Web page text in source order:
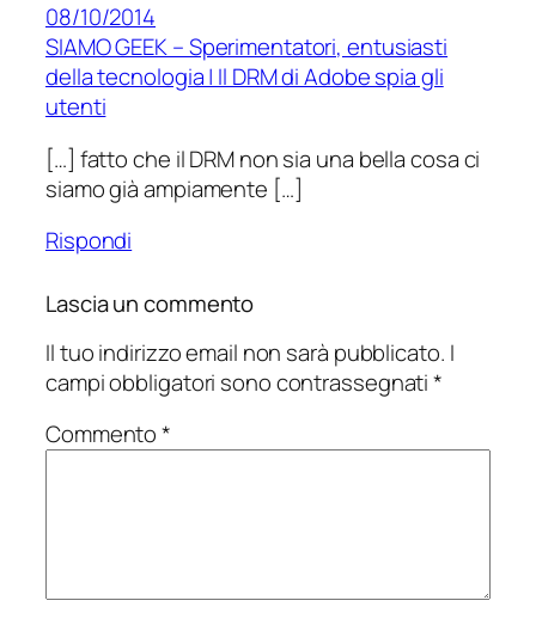
08/10/2014
SIAMO GEEK – Sperimentatori, entusiasti
della tecnologia | Il DRM di Adobe spia gli
utenti
[…] fatto che il DRM non sia una bella cosa ci
siamo già ampiamente […]
Rispondi
Lascia un commento
Il tuo indirizzo email non sarà pubblicato. I
campi obbligatori sono contrassegnati*
Commento*